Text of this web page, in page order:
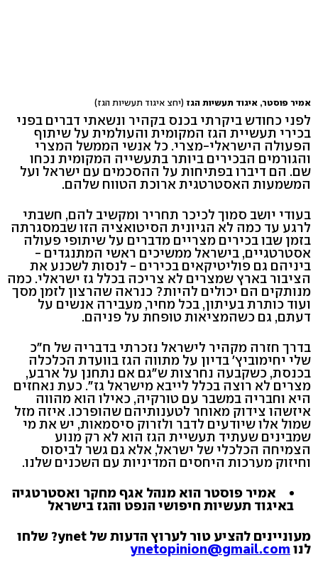
אמיר פוסטר, איגוד תעשיות הגז (יחצ איגוד תעשיות הגז)
לפני כחודש ביקרתי בכנס בקהיר ונשאתי דברים בפני
בכירי תעשיית הגז המקומית והעולמית על שיתוף
הפעולה הישראלי-מצרי. כל אנשי הממשל המצרי
והגורמים הבכירים ביותר בתעשייה המקומית נכחו
שם. הם דיברו בפתיחות על ההסכמים עם ישראל ועל
המשמעות האסטרטגית ארוכת הטווח שלהם.
בעודי יושב סמוך לכיכר תחריר ומקשיב להם, חשבתי
לרגע עד כמה לא הגיונית הסיטואציה הזו שבמסגרתה
בזמן שבו בכירים מצריים מדברים על שיתופי פעולה
אסטרטגיים, בישראל ממשיכים ראשי המתנגדים -
ביניהם גם פוליטיקאים בכירים - לנסות לשכנע את
הציבור בארץ שמצרים לא צריכה בכלל גז ישראלי. כמה
מנותקים הם יכולים להיות? כנראה שהרצון לזמן מסך
ועוד כותרת בעיתון, בכל מחיר, מעבירה אנשים על
דעתם, גם כשהמציאות טופחת על פניהם.
בדרך חזרה מקהיר לישראל נזכרתי בדבריה של ח"כ
שלי יחימוביץ' בדיון על מתווה הגז בוועדת הכלכלה
בכנסת, כשקבעה נחרצות ש"גם אם נתחנן על ארבע,
מצרים לא רוצה בכלל לייבא מישראל גז". כעת נאחזים
היא וחבריה במשבר עם טורקיה, כאילו הוא מהווה
איזשהו צידוק מאוחר לטענותיהם שהופרכו. איזה מזל
שמול אלו שיודעים לדבר ולזרוק סיסמאות, יש את מי
שמבינים שעתיד תעשיית הגז הוא לא רק מנוע
הצמיחה הכלכלי של ישראל, אלא גם גשר לביסוס
וחיזוק מערכות היחסים המדיניות עם השכנים שלנו.
אמיר פוסטר הוא מנהל אגף מחקר ואסטרטגיה
באיגוד תעשיות חיפושי הנפט והגז בישראל
מעוניינים להציע טור לערוץ הדעות של ynet? שלחו
לנו ynetopinion@gmail.com